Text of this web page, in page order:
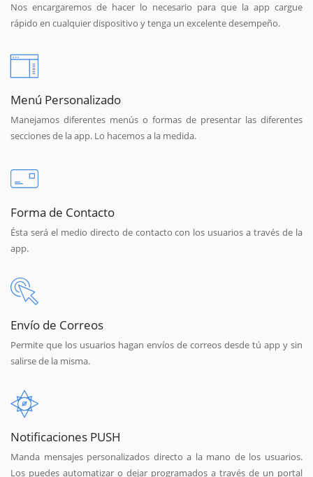
Nos encargaremos de hacer lo necesario para que la app cargue
rápido en cualquier dispositivo y tenga un excelente desempeño.
Menú Personalizado
Manejamos diferentes menús o formas de presentar las diferentes
secciones de la app. Lo hacemos a la medida.
Forma de Contacto
Ésta será el medio directo de contacto con los usuarios a través de la
app.
Envío de Correos
Permite que los usuarios hagan envíos de correos desde tú app y sin
salirse de la misma.
Notificaciones PUSH
Manda mensajes personalizados directo a la mano de los usuarios.
Los puedes automatizar o dejar programados a través de un portal